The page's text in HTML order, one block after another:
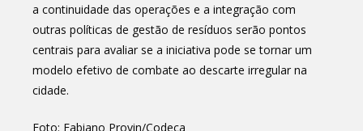
a continuidade das operações e a integração com
outras políticas de gestão de resíduos serão pontos
centrais para avaliar se a iniciativa pode se tornar um
modelo efetivo de combate ao descarte irregular na
cidade.
Foto: Fabiano Provin/Codeca